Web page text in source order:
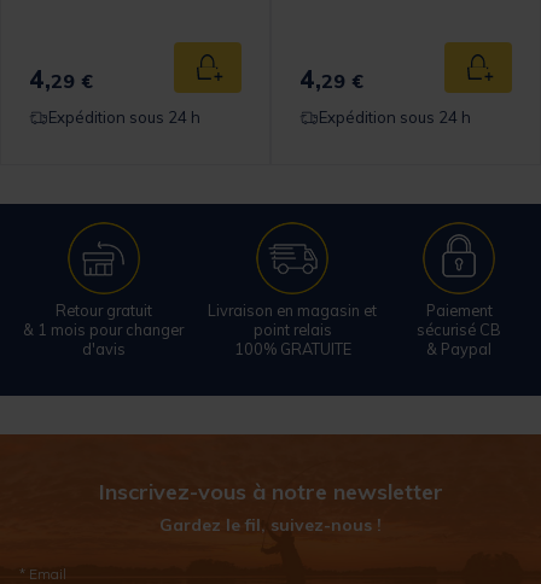
4,29 € Ajouter au panier
Expédition sous 24 h
4,29 €
Expédition sous 24 h
Retour gratuit
& 1 mois pour changer
d'avis
Livraison en magasin et
point relais
100% GRATUITE
Paiement
sécurisé CB
& Paypal
Inscrivez-vous à notre newsletter
Gardez le fil, suivez-nous !
* Email